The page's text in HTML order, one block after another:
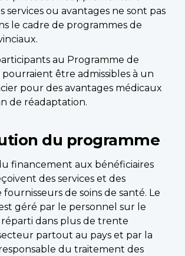
services ou avantages ne sont pas
le cadre de programmes de
au Programme de
être admissibles à un
pour des avantages médicaux
de réadaptation.
du programme
financement aux bénéficiaires
des services et des
de soins de santé. Le
géré par le personnel sur le
réparti dans plus de trente
partout au pays et par la
du traitement des